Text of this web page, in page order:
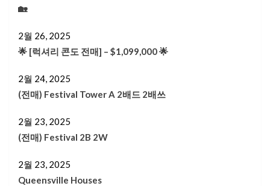
🏡
2월 26, 2025
🌟 [럭셔리 콘도 전매] – $1,099,000 🌟
2월 24, 2025
(전매) Festival Tower A 2배드 2배쓰
2월 23, 2025
(전매) Festival 2B 2W
2월 23, 2025
Queensville Houses